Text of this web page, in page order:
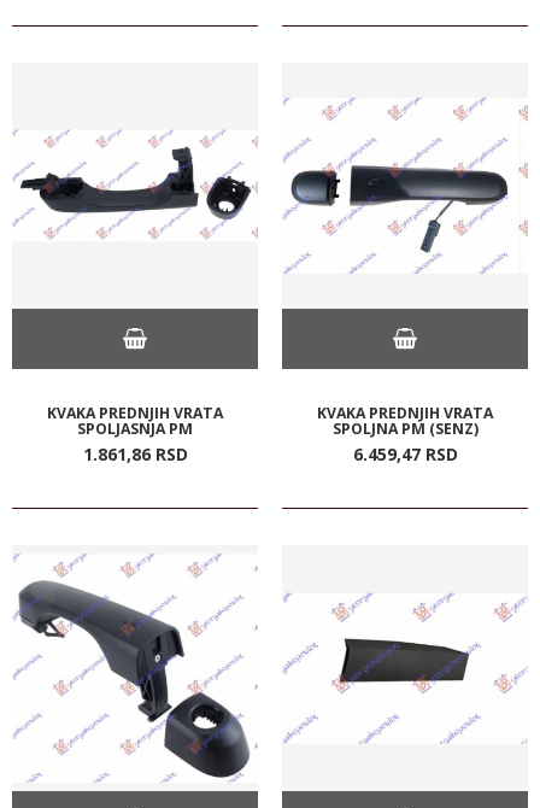
KVAKA PREDNJIH VRATA
SPOLJASNJA PM
1.861,86 RSD
KVAKA PREDNJIH VRATA
SPOLJNA PM (SENZ)
6.459,47 RSD